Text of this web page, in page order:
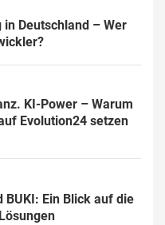
Deutschland – Wer
KI-Power – Warum
Evolution24 setzen
BUKI: Ein Blick auf die